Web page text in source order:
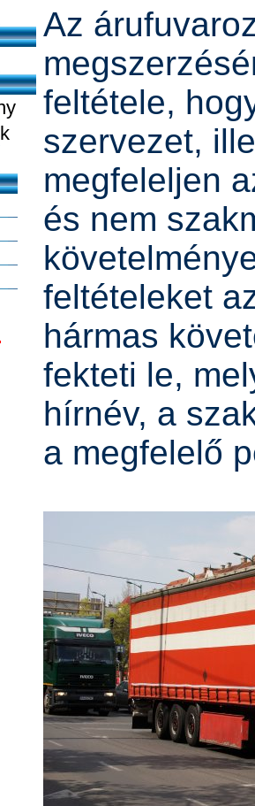
Az
feltétele,
szervezet,
megfeleljen
és nem
feltételeket
hármas
fekteti le,
hírnév, a
a megfelelő